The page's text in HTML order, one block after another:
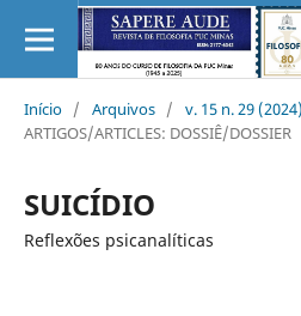
Início / Arquivos / v. 15 n. 29
ARTIGOS/ARTICLES: DOSSIÊ/DOSSIER
SUICÍDIO
Reflexões psicanalíticas